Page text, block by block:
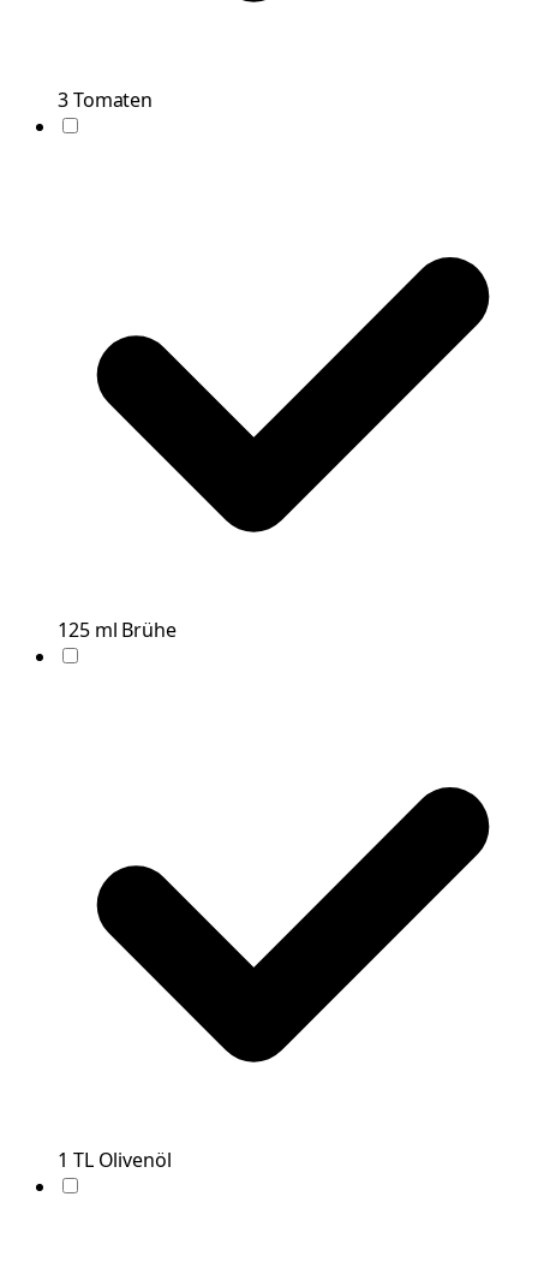
3Tomaten
125 ml Brühe
1 TL Olivenöl